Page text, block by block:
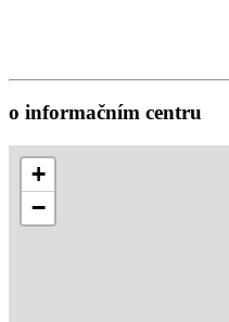
o informačním centru
+
−